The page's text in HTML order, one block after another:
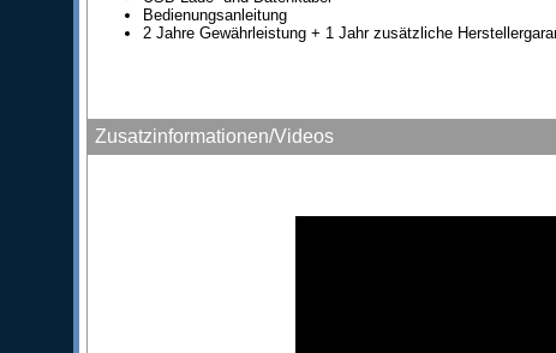
Bedienungsanleitung
2 Jahre Gewährleistung + 1 Jahr zusätzliche
Zusatzinformationen/Videos